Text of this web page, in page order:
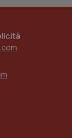
per mantenere
incorporati
di
incorporati